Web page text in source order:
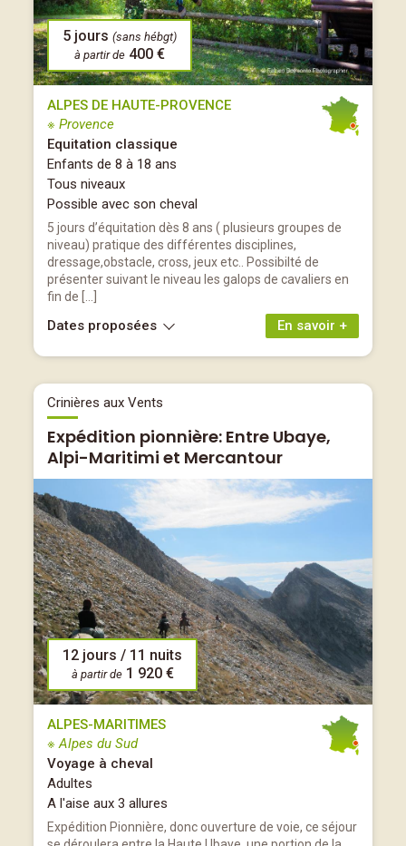
5 jours (sans hébgt)
à partir de 400 €
ALPES DE HAUTE-PROVENCE
※ Provence
Equitation classique
Enfants de 8 à 18 ans
Tous niveaux
Possible avec son cheval
5 jours d’équitation dès 8 ans ( plusieurs groupes de
niveau) pratique des différentes disciplines,
dressage,obstacle, cross, jeux etc.. Possibilté de
présenter suivant le niveau les galops de cavaliers en
fin de […]
En savoir +
Dates proposées
Crinières aux Vents
Expédition pionnière: Entre Ubaye,
Alpi-Maritimi et Mercantour
12 jours / 11 nuits
à partir de 1 920 €
ALPES-MARITIMES
※ Alpes du Sud
Voyage à cheval
Adultes
A l'aise aux 3 allures
Expédition Pionnière, donc ouverture de voie, ce séjour